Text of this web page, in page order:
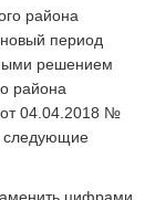
района
период
решением
района
от 04.04.2018 №
следующие
цифрами